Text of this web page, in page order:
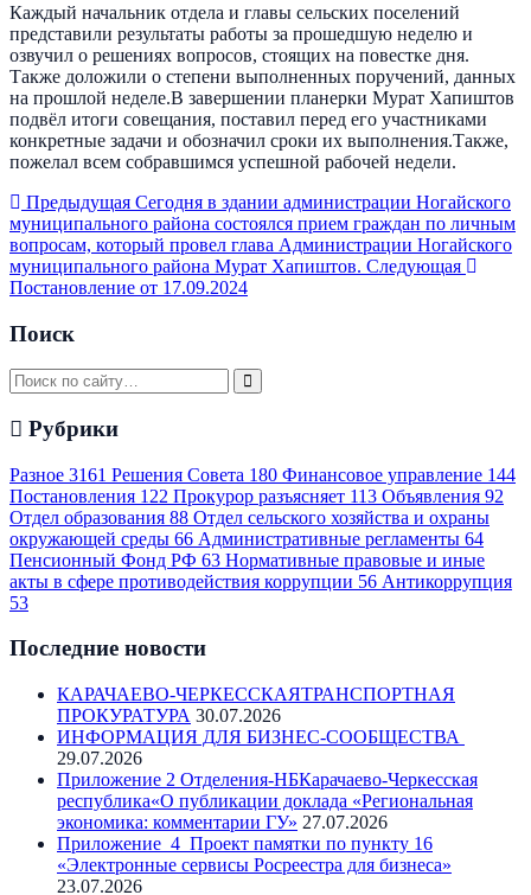
Каждый начальник отдела и главы сельских поселений
представили результаты работы за прошедшую неделю и
озвучил о решениях вопросов, стоящих на повестке дня.
Также доложили о степени выполненных поручений, данных
на прошлой неделе.В завершении планерки Мурат Хапиштов
подвёл итоги совещания, поставил перед его участниками
конкретные задачи и обозначил сроки их выполнения.Также,
пожелал всем собравшимся успешной рабочей недели.
Предыдущая Сегодня в здании администрации Ногайского
муниципального района состоялся прием граждан по личным
вопросам, который провел глава Администрации Ногайского
муниципального района Мурат Хапиштов. Следующая
Постановление от 17.09.2024
Поиск
Рубрики
Разное 3161 Решения Совета 180 Финансовое управление 144
Постановления 122 Прокурор разъясняет 113 Объявления 92
Отдел образования 88 Отдел сельского хозяйства и охраны
окружающей среды 66 Административные регламенты 64
Пенсионный Фонд РФ 63 Нормативные правовые и иные
акты в сфере противодействия коррупции 56 Антикоррупция
53
Последние новости
КАРАЧАЕВО-ЧЕРКЕССКАЯТРАНСПОРТНАЯ
ПРОКУРАТУРА 30.07.2026
ИНФОРМАЦИЯ ДЛЯ БИЗНЕС-СООБЩЕСТВА
29.07.2026
Приложение 2 Отделения-НБКарачаево-Черкесская
республика«О публикации доклада «Региональная
экономика: комментарии ГУ» 27.07.2026
Приложение_4_Проект памятки по пункту 16
«Электронные сервисы Росреестра для бизнеса»
23.07.2026